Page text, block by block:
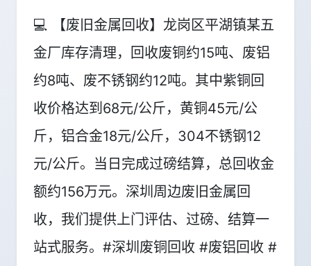
💻 【废旧金属回收】龙岗区平湖镇某五
金厂库存清理，回收废铜约15吨、废铝
约8吨、废不锈钢约12吨。其中紫铜回
收价格达到68元/公斤，黄铜45元/公
斤，铝合金18元/公斤，304不锈钢12
元/公斤。当日完成过磅结算，总回收金
额约156万元。深圳周边废旧金属回
收，我们提供上门评估、过磅、结算一
站式服务。#深圳废铜回收 #废铝回收 #